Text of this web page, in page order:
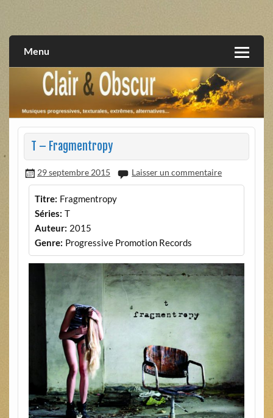
extrêmes, alternatives, texturales
Menu
T – Fragmentropy
29 septembre 2015 Laisser un commentaire
Titre: Fragmentropy
Séries: T
Auteur: 2015
Genre: Progressive Promotion Records